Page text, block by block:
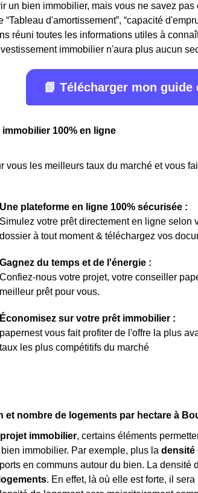
un bien immobilier, mais vous ne savez
d'amortissement”, “capacité
réuni toutes les informations utiles à
immobilier n'aura plus aucun
📗 Télécharger mon
100% en ligne
vous les meilleurs taux du marché et vous
Une plateforme en ligne 100% sécurisée :
Simulez votre prêt directement en ligne selon
dossier à tout moment & téléchargez vos
Gagnez du temps et de l'énergie :
Confiez-nous votre projet, votre conseiller
meilleur prêt pour vous.
Économisez sur votre prêt immobilier :
papernest vous fait profiter de l'offre la plus
taux les plus compétitifs du marché
et nombre de logements par hectare à
projet immobilier, certains éléments
immobilier. Par exemple, plus la densité
en communs autour du bien. La
. En effet, là où elle est forte, il